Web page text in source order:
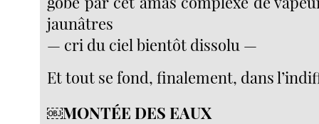
jaunâtres
— cri du ciel bientôt dissolu —
Et tout se fond, finalement, dans
￼MONTÉE DES EAUX